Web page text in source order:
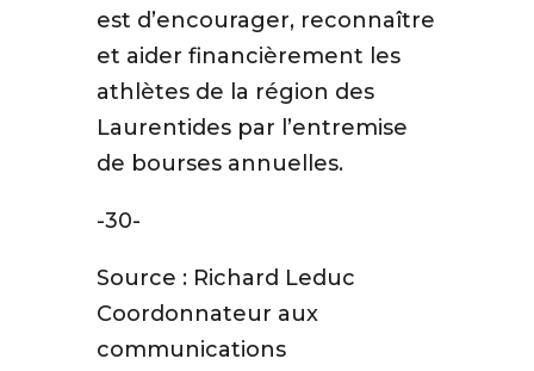
est d’encourager, reconnaître
et aider financièrement les
athlètes de la région des
Laurentides par l’entremise
de bourses annuelles.
-30-
Source : Richard Leduc
Coordonnateur aux
communications